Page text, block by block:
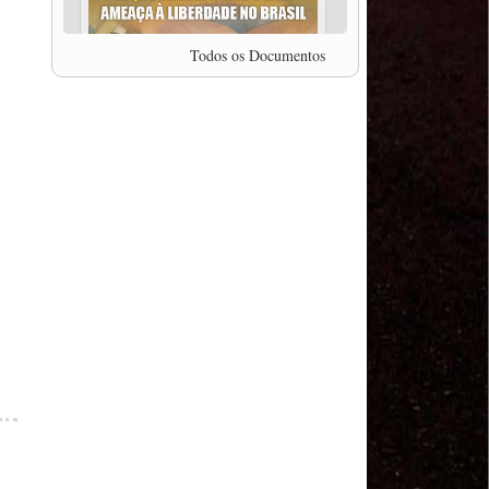
professor da Unisinos e Doutor em Ciências da
Comunicação da USP, Rafael Grohmann, que
coordena uma pesquisa internacional que visa
pressionar as plataformas digitais por melhores
Todos os Documentos